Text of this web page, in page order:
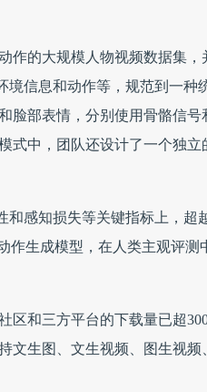
作的大规模人物视频数据集，
境信息和动作等，规范到一种
部表情，分别使用骨骼信号
式中，团队还设计了一个独立
和感知损失等关键指标上，超
作生成模型，在人类主观评测
区和三方平台的下载量已超
文生图、文生视频、图生视频